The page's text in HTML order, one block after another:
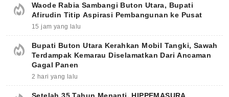
Waode Rabia Sambangi Buton Utara, Bupati
Afirudin Titip Aspirasi Pembangunan ke Pusat
15 jam yang lalu
Bupati Buton Utara Kerahkan Mobil Tangki, Sawah
Terdampak Kemarau Diselamatkan Dari Ancaman
Gagal Panen
2 hari yang lalu
Setelah 35 Tahun Menanti, HIPPEMASURA